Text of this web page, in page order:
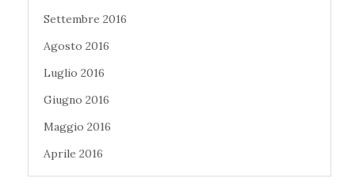
Settembre 2016
Agosto 2016
Luglio 2016
Giugno 2016
Maggio 2016
Aprile 2016